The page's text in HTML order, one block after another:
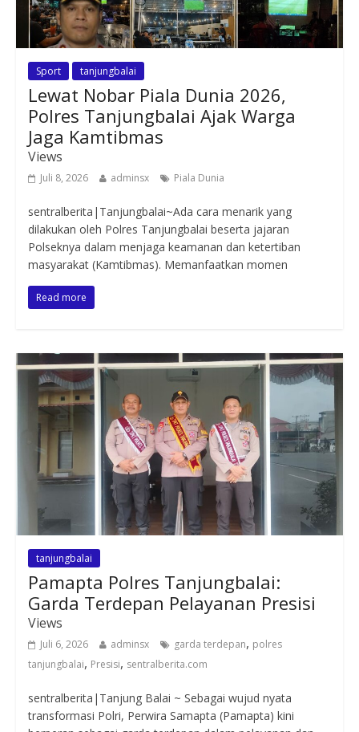
Sport tanjungbalai
Lewat Nobar Piala Dunia 2026,
Polres Tanjungbalai Ajak Warga
Jaga Kamtibmas
Views
Juli 8, 2026 adminsx Piala Dunia
sentralberita|Tanjungbalai~Ada cara menarik yang
dilakukan oleh Polres Tanjungbalai beserta jajaran
Polseknya dalam menjaga keamanan dan ketertiban
masyarakat (Kamtibmas). Memanfaatkan momen
Read more
tanjungbalai
Pamapta Polres Tanjungbalai:
Garda Terdepan Pelayanan Presisi
Views
Juli 6, 2026 adminsx garda terdepan, polres
tanjungbalai, Presisi, sentralberita.com
sentralberita|Tanjung Balai ~ Sebagai wujud nyata
transformasi Polri, Perwira Samapta (Pamapta) kini